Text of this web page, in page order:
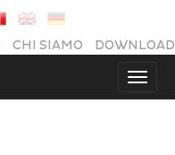
CHI SIAMO DOWNLOAD